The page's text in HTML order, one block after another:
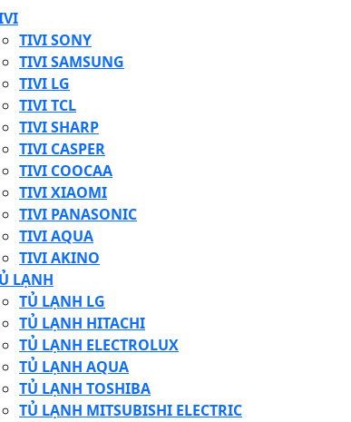
TIVI SONY
TIVI SAMSUNG
TIVI LG
TIVI TCL
TIVI SHARP
TIVI CASPER
TIVI COOCAA
TIVI XIAOMI
TIVI PANASONIC
TIVI AQUA
TIVI AKINO
LẠNH
TỦ LẠNH LG
TỦ LẠNH HITACHI
TỦ LẠNH ELECTROLUX
TỦ LẠNH AQUA
TỦ LẠNH TOSHIBA
TỦ LẠNH MITSUBISHI ELECTRIC